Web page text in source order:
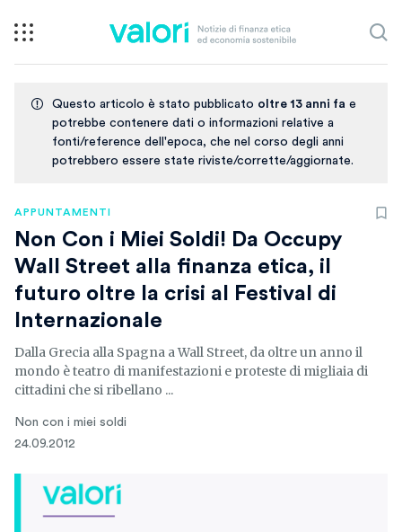
Questo articolo è stato pubblicato oltre 13 anni fa e
potrebbe contenere dati o informazioni relative a
fonti/reference dell'epoca, che nel corso degli anni
potrebbero essere state riviste/corrette/aggiornate.
APPUNTAMENTI
Non Con i Miei Soldi! Da Occupy
Wall Street alla finanza etica, il
futuro oltre la crisi al Festival di
Internazionale
Dalla Grecia alla Spagna a Wall Street, da oltre un anno il
mondo è teatro di manifestazioni e proteste di migliaia di
cittadini che si ribellano ...
Non con i miei soldi
24.09.2012